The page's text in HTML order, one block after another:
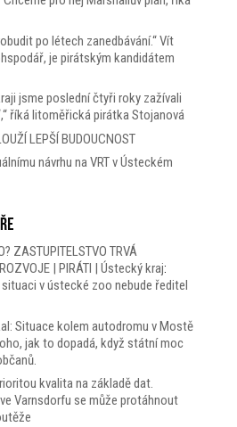
po létech zanedbávání.“ Vít
je pirátským kandidátem
jsme poslední čtyři roky zažívali
říká litoměřická pirátka Stojanová
LEPŠÍ BUDOUCNOST
návrhu na VRT v Ústeckém
ZASTUPITELSTVO TRVÁ
| PIRÁTI | Ústecký kraj:
v ústecké zoo nebude ředitel
Situace kolem autodromu v Mostě
jak to dopadá, když státní moc
kvalita na základě dat.
Varnsdorfu se může protáhnout